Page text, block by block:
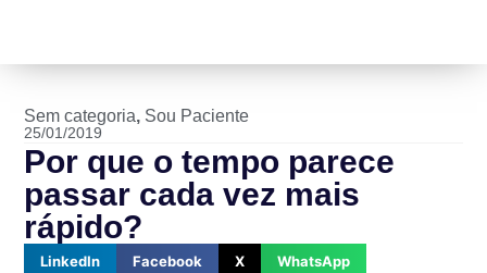
Sem categoria, Sou Paciente
25/01/2019
Por que o tempo parece
passar cada vez mais
rápido?
LinkedIn Facebook X WhatsApp